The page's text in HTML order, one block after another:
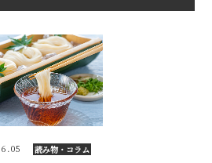
2026.06.05 読み物・コラム